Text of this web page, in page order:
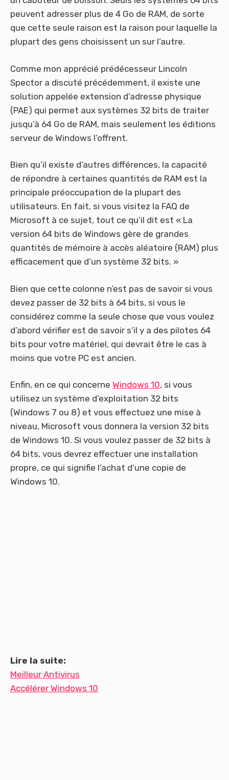
peuvent adresser plus de 4 Go de RAM, de sorte
que cette seule raison est la raison pour laquelle la
plupart des gens choisissent un sur l’autre.
Comme mon apprécié prédécesseur Lincoln
Spector a discuté précédemment, il existe une
solution appelée extension d’adresse physique
(PAE) qui permet aux systèmes 32 bits de traiter
jusqu’à 64 Go de RAM, mais seulement les éditions
serveur de Windows l’offrent.
Bien qu’il existe d’autres différences, la capacité
de répondre à certaines quantités de RAM est la
principale préoccupation de la plupart des
utilisateurs. En fait, si vous visitez la FAQ de
Microsoft à ce sujet, tout ce qu’il dit est « La
version 64 bits de Windows gère de grandes
quantités de mémoire à accès aléatoire (RAM) plus
efficacement que d’un système 32 bits. »
Bien que cette colonne n’est pas de savoir si vous
devez passer de 32 bits à 64 bits, si vous le
considérez comme la seule chose que vous voulez
d’abord vérifier est de savoir s’il y a des pilotes 64
bits pour votre matériel, qui devrait être le cas à
moins que votre PC est ancien.
Enfin, en ce qui concerne Windows 10, si vous
utilisez un système d’exploitation 32 bits
(Windows 7 ou 8) et vous effectuez une mise à
niveau, Microsoft vous donnera la version 32 bits
de Windows 10. Si vous voulez passer de 32 bits à
64 bits, vous devrez effectuer une installation
propre, ce qui signifie l’achat d’une copie de
Windows 10.
Lire la suite:
Meilleur Antivirus
Accélérer Windows 10